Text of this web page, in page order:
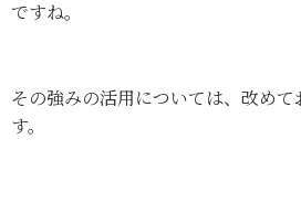
ですね。
その強みの活用については、改め
す。